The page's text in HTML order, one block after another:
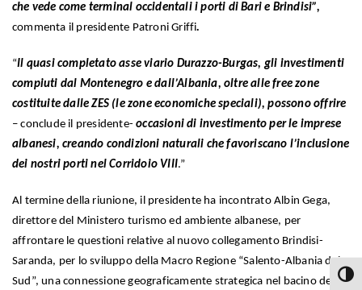
che vede come terminal occidentali i porti di Bari e Brindisi”,
commenta il presidente Patroni Griffi.
“Il quasi completato asse viario Durazzo-Burgas, gli investimenti
compiuti dal Montenegro e dall’Albania, oltre alle free zone
costituite dalle ZES (le zone economiche speciali), possono offrire
– conclude il presidente-occasioni di investimento per le imprese
albanesi, creando condizioni naturali che favoriscano l’inclusione
dei nostri porti nel Corridoio VIII.”
Al termine della riunione, il presidente ha incontrato Albin Gega,
direttore del Ministero turismo ed ambiente albanese, per
affrontare le questioni relative al nuovo collegamento Brindisi-
Saranda, per lo sviluppo della Macro Regione “Salento-Albania del
Sud”, una connessione geograficamente strategica nel bacino del